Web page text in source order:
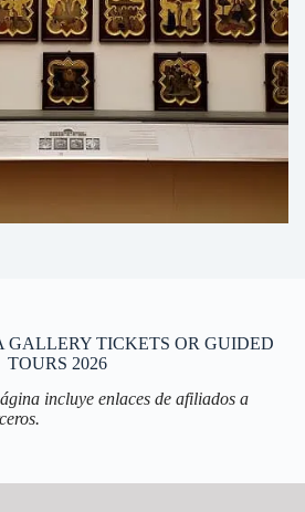
GALLERY TICKETS OR GUIDED
TOURS 2026
incluye enlaces de afiliados a